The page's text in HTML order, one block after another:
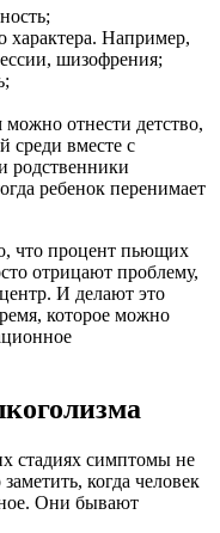
характера. Например,
шизофрения;
отнести детство,
среди вместе с
родственники
ребенок перенимает
что процент пьющих
отрицают проблему,
И делают это
которое можно
стадиях симптомы не
когда человек
Они бывают